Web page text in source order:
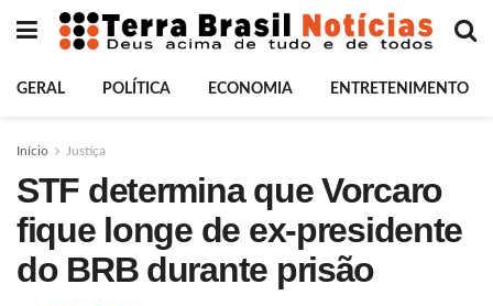
GERAL POLÍTICA ECONOMIA ENTRETENIMENTO
Início Justiça
STF determina que Vorcaro
fique longe de ex-presidente
do BRB durante prisão